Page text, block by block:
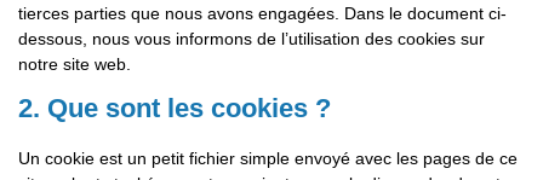
tierces parties que nous avons engagées. Dans le document ci-
dessous, nous vous informons de l’utilisation des cookies sur
notre site web.
2. Que sont les cookies ?
Un cookie est un petit fichier simple envoyé avec les pages de ce